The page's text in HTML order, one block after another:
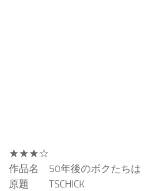
★★★☆
作品名 50年後のボクたちは
原題 TSCHICK